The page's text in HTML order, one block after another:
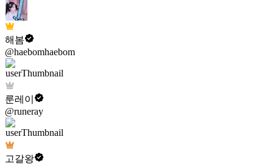
해봄
@haebomhaebom
룬레이
@runeray
고갈왕